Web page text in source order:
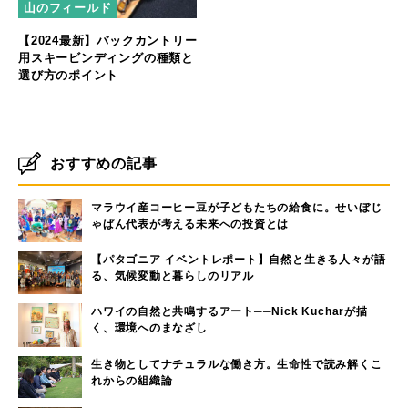
山のフィールド
【2024最新】バックカントリー
用スキービンディングの種類と
選び方のポイント
おすすめの記事
マラウイ産コーヒー豆が子どもたちの給食に。せいぼじ
ゃぱん代表が考える未来への投資とは
【パタゴニア イベントレポート】自然と生きる人々が語
る、気候変動と暮らしのリアル
ハワイの自然と共鳴するアート──Nick Kucharが描
く、環境へのまなざし
生き物としてナチュラルな働き方。生命性で読み解くこ
れからの組織論